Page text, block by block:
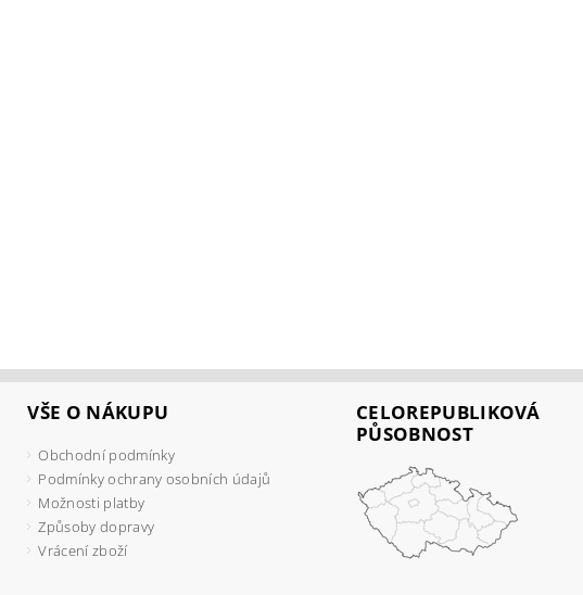
VŠE O NÁKUPU
Obchodní podmínky
Podmínky ochrany osobních údajů
Možnosti platby
Způsoby dopravy
Vrácení zboží
CELOREPUBLIKOVÁ
PŮSOBNOST